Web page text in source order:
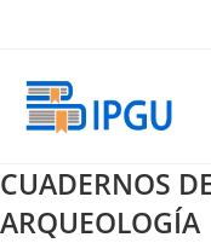
CUADERNOS
ARQUEOLOGÍA